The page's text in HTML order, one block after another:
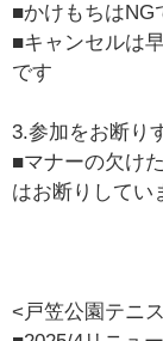
■かけもちはNG
■キャンセルは
です
3.参加をお断り
■マナーの欠け
はお断りしてい
<戸笠公園テニ